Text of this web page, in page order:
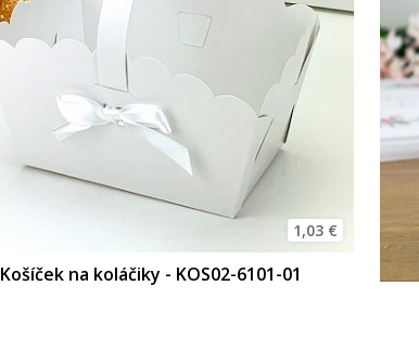
1,03 €
Košíček na koláčiky - KOS02-6101-01